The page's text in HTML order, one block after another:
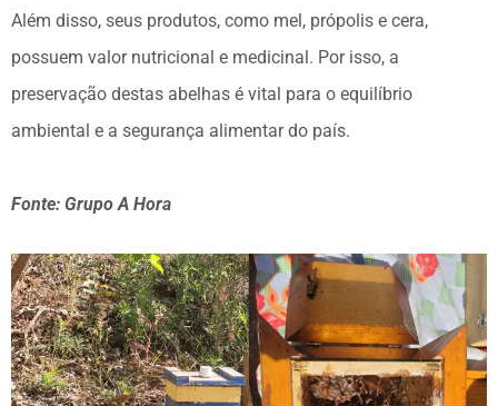
Além disso, seus produtos, como mel, própolis e cera,
possuem valor nutricional e medicinal. Por isso, a
preservação destas abelhas é vital para o equilíbrio
ambiental e a segurança alimentar do país.
Fonte: Grupo A Hora